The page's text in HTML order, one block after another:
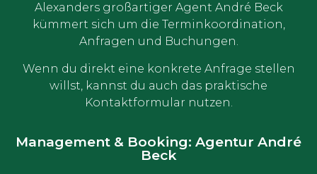
Alexanders großartiger Agent André Beck
kümmert sich um die Terminkoordination,
Anfragen und Buchungen.
Wenn du direkt eine konkrete Anfrage stellen
willst, kannst du auch das praktische
Kontaktformular nutzen.
Management & Booking: Agentur André
Beck